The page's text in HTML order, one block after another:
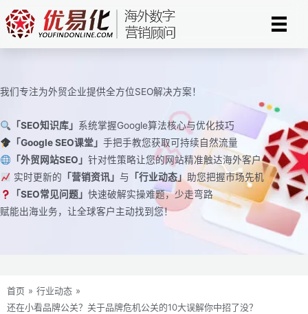
至
我们专注为外贸企业提供全方位SEO解决方案！
「SEO知识库」 系统掌握Google算法核心与优化技巧
「Google SEO课堂」 手把手教您获取可持续自然流量
「外贸网站SEO」 针对性策略让您的网站精准触达海外客户
实时更新的 「营销资讯」 与 「行业动态」 助您把握市场先机
「SEO常见问题」 快速破解实操难题，少走弯路
赋能出海业务，让全球客户主动找到您！
首页 » 行业动态 »
还在小看品牌公关？关于品牌危机公关的10大误解你中招了没？